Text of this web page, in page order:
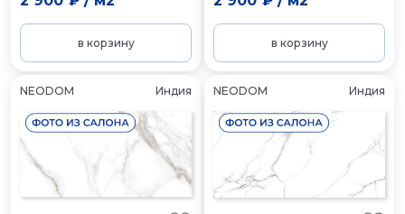
в корзину в корзину
NEODOM Индия NEODOM Индия